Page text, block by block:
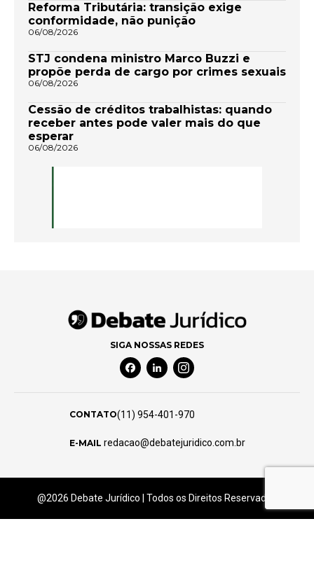
Reforma Tributária: transição exige
conformidade, não punição
06/08/2026
STJ condena ministro Marco Buzzi e
propõe perda de cargo por crimes sexuais
06/08/2026
Cessão de créditos trabalhistas: quando
receber antes pode valer mais do que
esperar
06/08/2026
SIGA NOSSAS REDES
Facebook Social Media
Linkedin Social Media
Instagram Social Media
CONTATO(11) 954-401-970
E-MAIL redacao@debatejuridico.com.br
@2026 Debate Jurídico | Todos os Direitos Reservados